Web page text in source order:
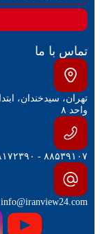
تماس با ما
واحد ۸
۸۸۵۳۹۱۰۷ - ۸۸۱۷۲۳۹۰ - ۸۸۷۳۶۴۲۵
info@iranview24.com